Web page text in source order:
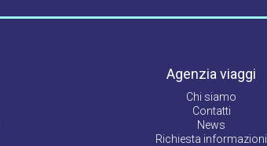
Agenzia viaggi
Chi siamo
Contatti
News
Richiesta informazioni